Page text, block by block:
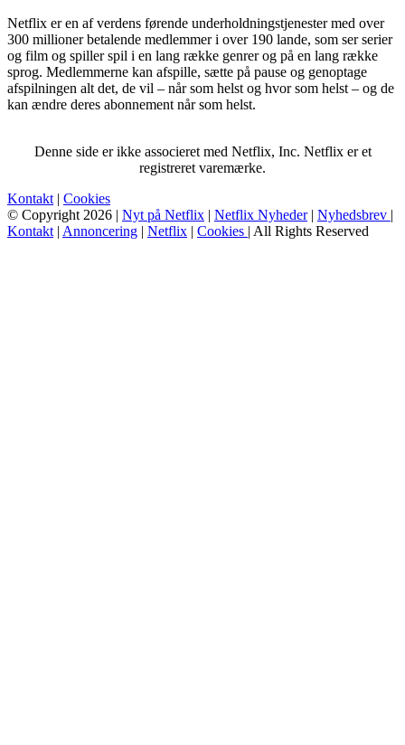
Netflix er en af verdens førende underholdningstjenester med over
300 millioner betalende medlemmer i over 190 lande, som ser serier
og film og spiller spil i en lang række genrer og på en lang række
sprog. Medlemmerne kan afspille, sætte på pause og genoptage
afspilningen alt det, de vil – når som helst og hvor som helst – og de
kan ændre deres abonnement når som helst.
Denne side er ikke associeret med Netflix, Inc. Netflix er et
registreret varemærke.
Kontakt | Cookies
© Copyright 2026 | Nyt på Netflix | Netflix Nyheder| Nyhedsbrev |
Kontakt | Annoncering | Netflix | Cookies | All Rights Reserved